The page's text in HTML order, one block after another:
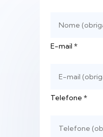
E-mail *
Telefone *